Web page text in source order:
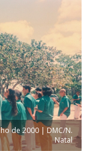
de 2000 | DMC/N.
Natal